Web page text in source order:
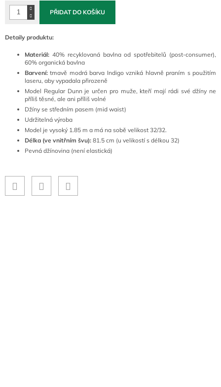
PŘIDAT DO KOŠÍKU
Detaily produktu:
Materiál: 40% recyklovaná bavlna od spotřebitelů (post-consumer),
60% organická bavlna
Barvení: tmavě modrá barva Indigo vzniká hlavně praním s použitím
laseru, aby vypadala přirozeně
Model Regular Dunn je určen pro muže, kteří mají rádi své džíny ne
příliš těsné, ale ani příliš volné
Džíny se středním pasem (mid waist)
Udržitelná výroba
Model je vysoký 1.85 m a má na sobě velikost 32/32.
Délka (ve vnitřním švu): 81.5 cm (u velikostí s délkou 32)
Pevná džínovina (není elastická)